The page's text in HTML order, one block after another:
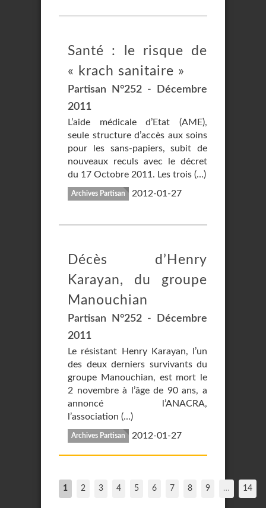
Santé : le risque de
« krach sanitaire »
Partisan N°252 - Décembre
2011
L’aide médicale d’Etat (AME),
seule structure d’accès aux soins
pour les sans-papiers, subit de
nouveaux reculs avec le décret
du 17 Octobre 2011. Les trois (…)
Archives Partisan 2012-01-27
Décès d’Henry
Karayan, du groupe
Manouchian
Partisan N°252 - Décembre
2011
Le résistant Henry Karayan, l’un
des deux derniers survivants du
groupe Manouchian, est mort le
2 novembre à l’âge de 90 ans, a
annoncé l’ANACRA,
l’association (…)
Archives Partisan 2012-01-27
1 2 3 4 5 6 7 8 9 … 14